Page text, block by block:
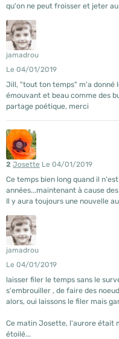
qu'on ne peut froisser et jeter au
jamadrou
Le 04/01/2019
Jill, "tout ton temps" m'a donné
émouvant et beau comme des
partage poétique, merci
2 Josette Le 04/01/2019
Ce temps bien long quand il
années...maintenant à cause
Il y aura toujours une nouvelle
jamadrou
Le 04/01/2019
laisser filer le temps sans le
s'embrouiller , de faire des
alors, oui laissons le filer mais
Ce matin Josette, l'aurore était
étoilé...